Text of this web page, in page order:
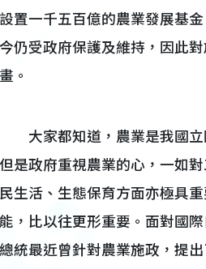
設置一千五百億的農業發展基
今仍受政府保護及維持，因此
畫。
大家都知道，農業是我國立
但是政府重視農業的心，一如
民生活、生態保育方面亦極具
能，比以往更形重要。面對國
總統最近曾針對農業施政，提